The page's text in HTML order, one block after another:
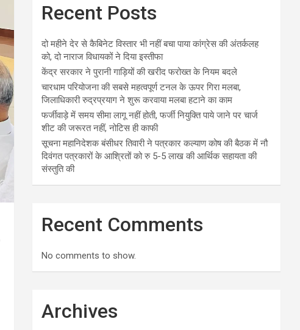
Recent Posts
दो महीने देर से कैबिनेट विस्तार भी नहीं बचा पाया कांग्रेस की अंतर्कलह
को, दो नाराज विधायकों ने दिया इस्तीफा
केंद्र सरकार ने पुरानी गाड़ियों की खरीद फरोख्त के नियम बदले
चारधाम परियोजना की सबसे महत्वपूर्ण टनल के ऊपर गिरा मलबा,
जिलाधिकारी रुद्रप्रयाग ने शुरू करवाया मलबा हटाने का काम
फर्जीवाड़े में समय सीमा लागू नहीं होती, फर्जी नियुक्ति पाये जाने पर चार्ज
शीट की जरूरत नहीं, नोटिस ही काफी
सूचना महानिदेशक बंसीधर तिवारी ने पत्रकार कल्याण कोष की बैठक में नौ
दिवंगत पत्रकारों के आश्रितों को रु 5-5 लाख की आर्थिक सहायता की
संस्तुति की
Recent Comments
No comments to show.
Archives